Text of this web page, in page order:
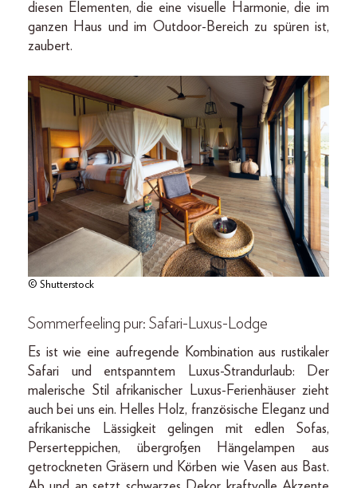
diesen Elementen, die eine visuelle Harmonie, die im
ganzen Haus und im Outdoor-­Bereich zu spüren ist,
zaubert.
© Shutterstock
Sommerfeeling pur: Safari-Luxus-Lodge
Es ist wie eine aufregende Kombination aus rustikaler
Safari und entspanntem Luxus-Strand­urlaub: Der
malerische Stil afrikanischer Luxus-Ferienhäuser zieht
auch bei uns ein. Helles Holz, französische Eleganz und
afrikanische Lässigkeit gelingen mit edlen Sofas,
Perserteppichen, übergroßen Hängelampen aus
getrockneten Gräsern und Körben wie Vasen aus Bast.